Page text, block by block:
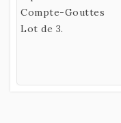
Compte-Gouttes
Lot de 3.